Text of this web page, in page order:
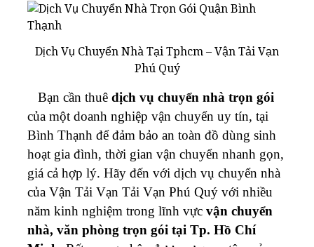
Dịch Vụ Chuyển Nhà Tại Tphcm – Vận Tải Vạn
Phú Quý
Bạn cần thuê dịch vụ chuyển nhà trọn gói
của một doanh nghiệp vận chuyển uy tín, tại
Bình Thạnh để đảm bảo an toàn đồ dùng sinh
hoạt gia đình, thời gian vận chuyển nhanh gọn,
giá cả hợp lý. Hãy đến với dịch vụ chuyển nhà
của Vận Tải Vạn Tải Vạn Phú Quý với nhiều
năm kinh nghiệm trong lĩnh vực vận chuyển
nhà, văn phòng trọn gói tại Tp. Hồ Chí